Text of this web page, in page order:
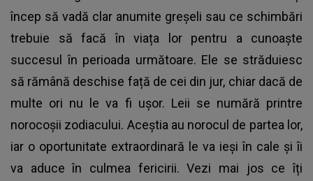
încep să vadă clar anumite greșeli sau ce schimbări
trebuie să facă în viața lor pentru a cunoaște
succesul în perioada următoare. Ele se străduiesc
să rămână deschise față de cei din jur, chiar dacă de
multe ori nu le va fi ușor. Leii se numără printre
norocoșii zodiacului. Aceștia au norocul de partea lor,
iar o oportunitate extraordinară le va ieși în cale și îi
va aduce în culmea fericirii. Vezi mai jos ce îți